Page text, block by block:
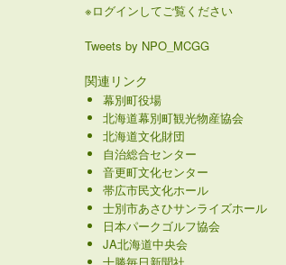
※ログインしてご覧ください
Tweets by NPO_MCGG
関連リンク
幕別町役場
北海道幕別町観光物産協会
北海道文化財団
自治総合センター
音更町文化センター
帯広市民文化ホール
士別市あさひサンライズホール
日本パークゴルフ協会
JA北海道中央会
十勝毎日新聞社